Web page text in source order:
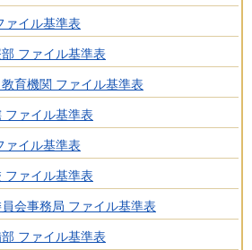
ァイル基準表
ファイル基準表
育機関 ファイル基準表
ファイル基準表
ァイル基準表
ファイル基準表
会事務局 ファイル基準表
ファイル基準表